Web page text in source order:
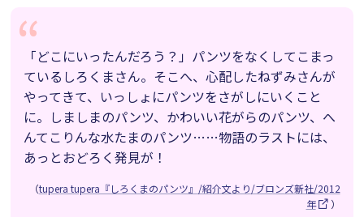
「どこにいったんだろう？」パンツをなくしてこまっ
ているしろくまさん。そこへ、心配したねずみさんが
やってきて、いっしょにパンツをさがしにいくこと
に。しましまのパンツ、かわいい花がらのパンツ、へ
んてこりんな水たまのパンツ……物語のラストには、
あっとおどろく発見が！
（tupera tupera『しろくまのパンツ』/紹介文より/ブロンズ新社/2012
年
）